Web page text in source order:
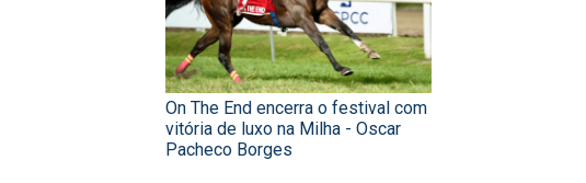
On The End encerra o festival com
vitória de luxo na Milha - Oscar
Pacheco Borges